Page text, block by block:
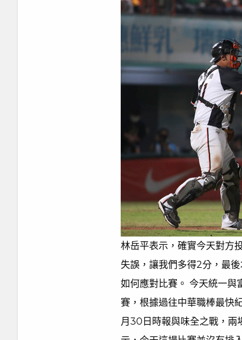
林岳平表示，確實今天對方
失誤，讓我們多得2分，最
如何應對比賽。 今天統一與
賽，根據過往中華職棒最快
月30日時報與味全之戰，兩